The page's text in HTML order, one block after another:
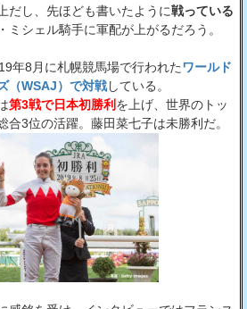
だし、先ほども書いたように戦っている
ミシェル騎手に軍配が上がるだろう。
年8月に札幌競馬場で行われた ワールド
（WSAJ）で対戦している。
第3戦で日本初勝利 を上げ、世界のトッ
合3位の活躍。藤田菜七子は未勝利だ。